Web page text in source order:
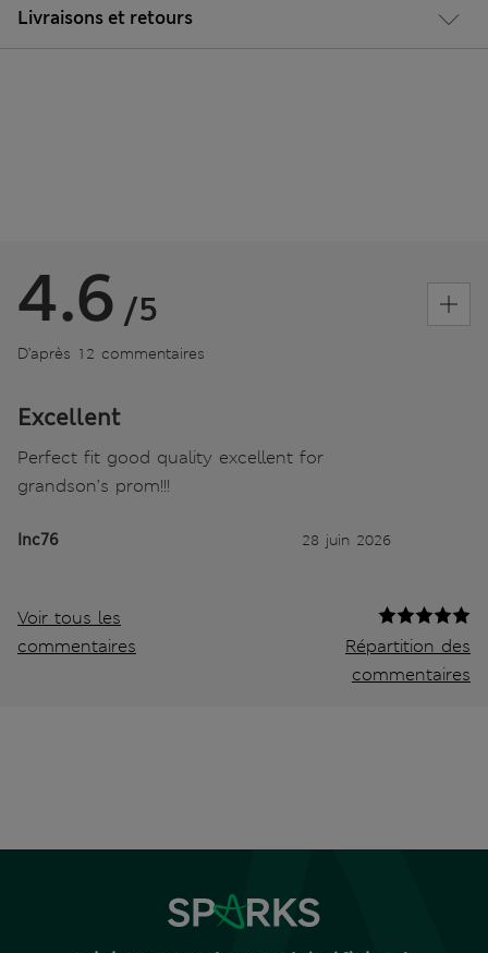
Livraisons et retours
4.6 /5
D’après 12 commentaires
Excellent
Perfect fit good quality excellent for
grandson’s prom!!!
Inc76 28 juin 2026
Voir tous les
commentaires
Répartition des
commentaires